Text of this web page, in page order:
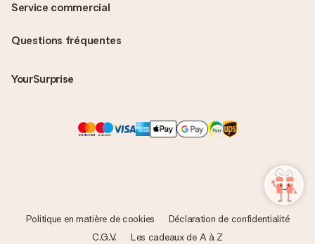
Questions fréquentes
YourSurprise
Service commercial
Politique en matière de cookies
Déclaration de confidentialité
C.G.V.
Les cadeaux de A à Z